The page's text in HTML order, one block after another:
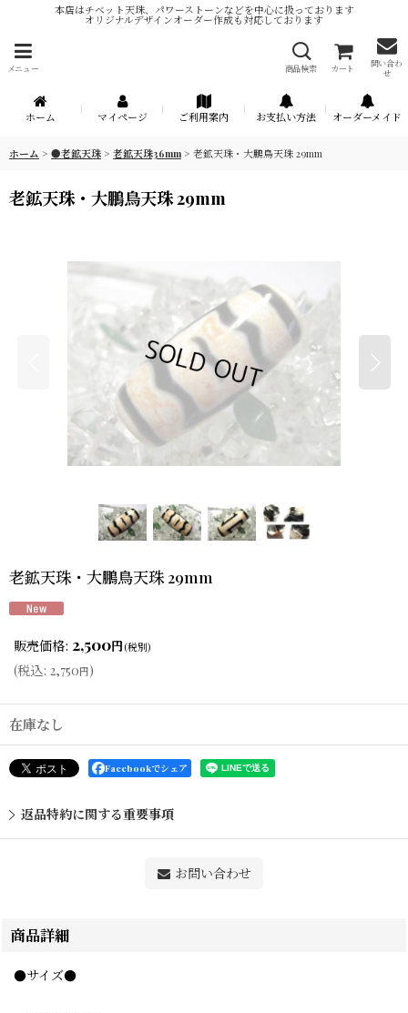
本店はチベット天珠、パワーストーンなどを中心に扱っております
オリジナルデザインオーダー作成も対応しております
メニュー 商品検索 カート
問い合わ
せ
ホーム マイページ ご利用案内 お支払い方法 オーダーメイド
ホーム > ●老鉱天珠 > 老鉱天珠36mm > 老鉱天珠・大鵬鳥天珠 29mm
老鉱天珠・大鵬鳥天珠 29mm
老鉱天珠・大鵬鳥天珠 29mm
販売価格: 2,500円(税別)
(税込: 2,750円)
在庫なし
Facebookでシェア
返品特約に関する重要事項
お問い合わせ
商品詳細
●サイズ●